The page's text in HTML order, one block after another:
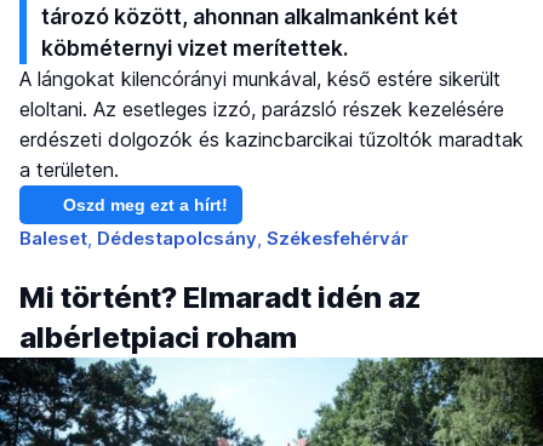
tározó között, ahonnan alkalmanként két
köbméternyi vizet merítettek.
A lángokat kilencórányi munkával, késő estére sikerült
eloltani. Az esetleges izzó, parázsló részek kezelésére
erdészeti dolgozók és kazincbarcikai tűzoltók maradtak
a területen.
Oszd meg ezt a hírt!
Baleset Dédestapolcsány Székesfehérvár
Mi történt? Elmaradt idén az
albérletpiaci roham